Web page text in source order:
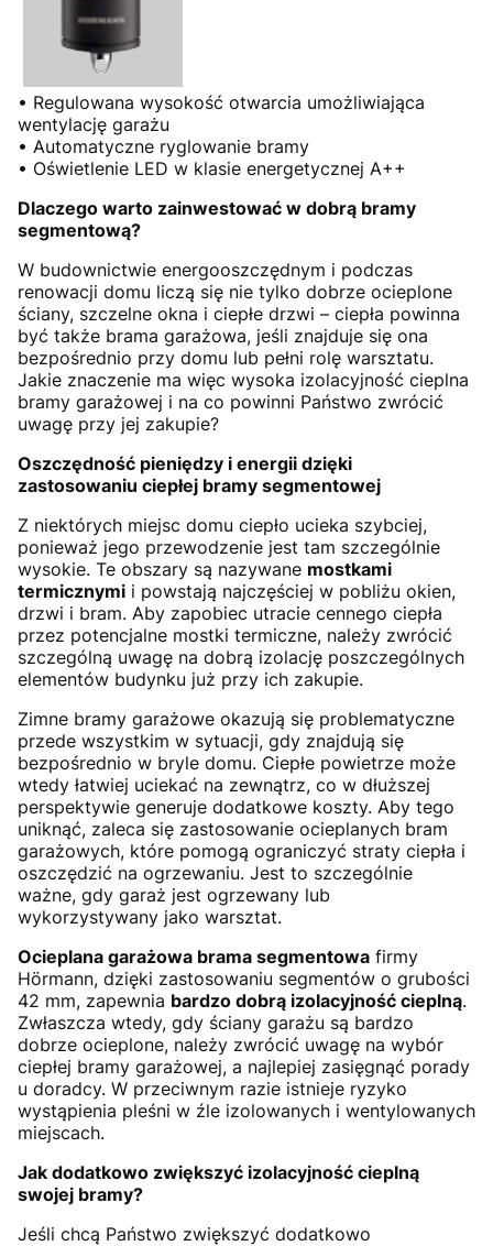
• Regulowana wysokość otwarcia umożliwiająca
wentylację garażu
• Automatyczne ryglowanie bramy
• Oświetlenie LED w klasie energetycznej A++
Dlaczego warto zainwestować w dobrą bramy
segmentową?
W budownictwie energooszczędnym i podczas
renowacji domu liczą się nie tylko dobrze ocieplone
ściany, szczelne okna i ciepłe drzwi – ciepła powinna
być także brama garażowa, jeśli znajduje się ona
bezpośrednio przy domu lub pełni rolę warsztatu.
Jakie znaczenie ma więc wysoka izolacyjność cieplna
bramy garażowej i na co powinni Państwo zwrócić
uwagę przy jej zakupie?
Oszczędność pieniędzy i energii dzięki
zastosowaniu ciepłej bramy segmentowej
Z niektórych miejsc domu ciepło ucieka szybciej,
ponieważ jego przewodzenie jest tam szczególnie
wysokie. Te obszary są nazywane mostkami
termicznymi i powstają najczęściej w pobliżu okien,
drzwi i bram. Aby zapobiec utracie cennego ciepła
przez potencjalne mostki termiczne, należy zwrócić
szczególną uwagę na dobrą izolację poszczególnych
elementów budynku już przy ich zakupie.
Zimne bramy garażowe okazują się problematyczne
przede wszystkim w sytuacji, gdy znajdują się
bezpośrednio w bryle domu. Ciepłe powietrze może
wtedy łatwiej uciekać na zewnątrz, co w dłuższej
perspektywie generuje dodatkowe koszty. Aby tego
uniknąć, zaleca się zastosowanie ocieplanych bram
garażowych, które pomogą ograniczyć straty ciepła i
oszczędzić na ogrzewaniu. Jest to szczególnie
ważne, gdy garaż jest ogrzewany lub
wykorzystywany jako warsztat.
Ocieplana garażowa brama segmentowa firmy
Hörmann, dzięki zastosowaniu segmentów o grubości
42 mm, zapewnia bardzo dobrą izolacyjność cieplną.
Zwłaszcza wtedy, gdy ściany garażu są bardzo
dobrze ocieplone, należy zwrócić uwagę na wybór
ciepłej bramy garażowej, a najlepiej zasięgnąć porady
u doradcy. W przeciwnym razie istnieje ryzyko
wystąpienia pleśni w źle izolowanych i wentylowanych
miejscach.
Jak dodatkowo zwiększyć izolacyjność cieplną
swojej bramy?
Jeśli chcą Państwo zwiększyć dodatkowo